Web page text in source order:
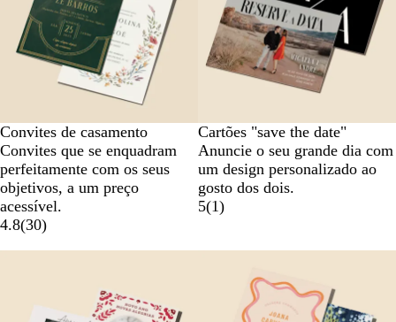
Convites de casamento
Convites que se enquadram
perfeitamente com os seus
objetivos, a um preço
acessível.
4.8(30)
Cartões "save the date"
Anuncie o seu grande dia com
um design personalizado ao
gosto dos dois.
5(1)